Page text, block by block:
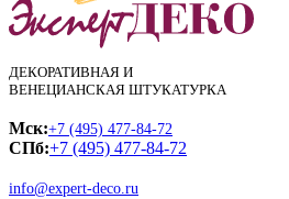
ДЕКОРАТИВНАЯ И
ВЕНЕЦИАНСКАЯ ШТУКАТУРКА
Мск:+7 (495) 477-84-72
СПб:+7 (495) 477-84-72
info@expert-deco.ru